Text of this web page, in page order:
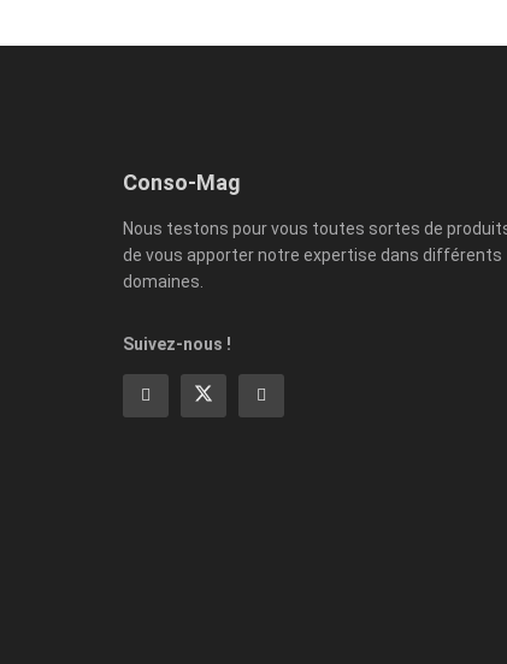
Conso-Mag
Nous testons pour vous toutes sortes de
de vous apporter notre expertise dans différents
domaines.
Suivez-nous !